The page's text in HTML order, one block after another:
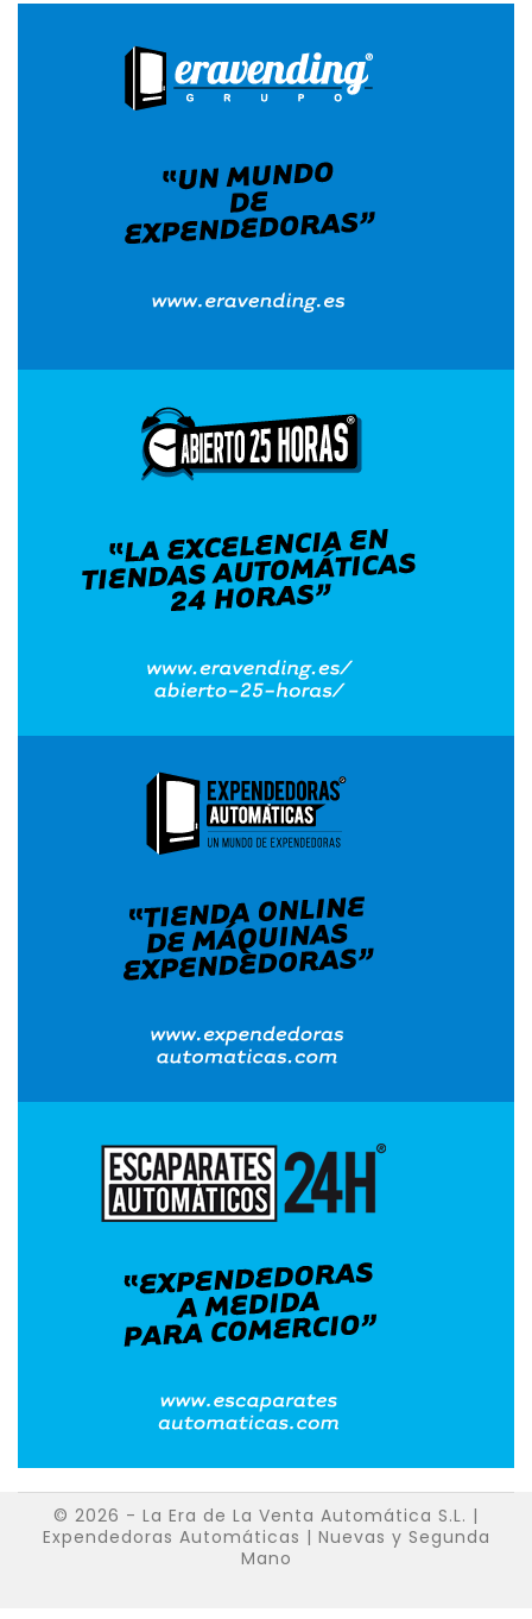
© 2026 - La Era de La Venta Automática S.L. |
Expendedoras Automáticas | Nuevas y Segunda
Mano